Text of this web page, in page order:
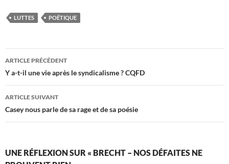
LUTTES POÉTIQUE
Navigation
des
articles
ARTICLE PRÉCÉDENT
Y a-t-il une vie après le syndicalisme ? CQFD
ARTICLE SUIVANT
Casey nous parle de sa rage et de sa poésie
UNE RÉFLEXION SUR « BRECHT – NOS DÉFAITES NE